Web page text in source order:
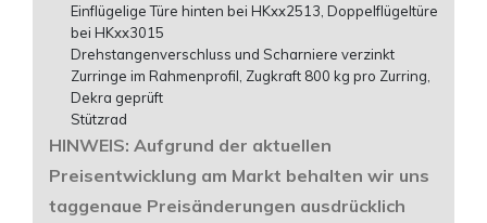
Einflügelige Türe hinten bei HKxx2513, Doppelflügeltüre
bei HKxx3015
Drehstangenverschluss und Scharniere verzinkt
Zurringe im Rahmenprofil, Zugkraft 800 kg pro Zurring,
Dekra geprüft
Stützrad
HINWEIS: Aufgrund der aktuellen
Preisentwicklung am Markt behalten wir uns
taggenaue Preisänderungen ausdrücklich